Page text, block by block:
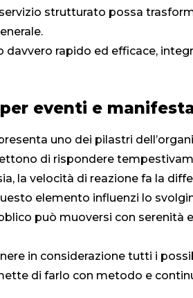
strutturato possa
davvero rapido ed efficace,
eventi e
uno dei pilastri
di rispondere
la velocità di reazione fa la
elemento influenzi lo
può muoversi con
in considerazione tutti i
di farlo con metodo e